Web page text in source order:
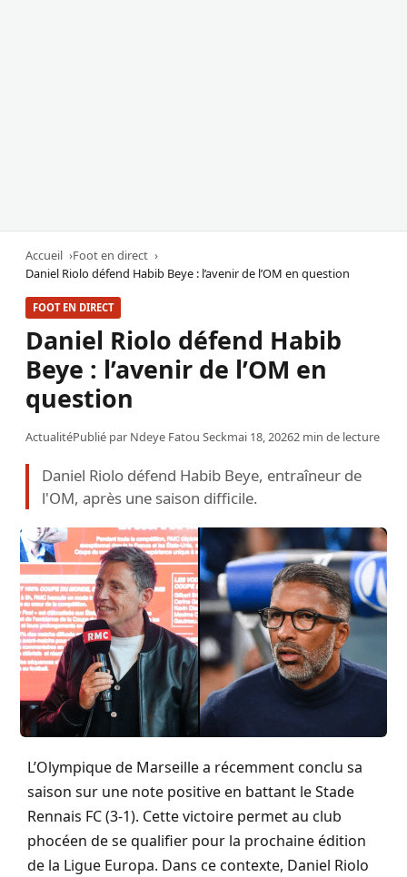
Accueil
Foot en direct
Daniel Riolo défend Habib Beye : l’avenir de l’OM en question
FOOT EN DIRECT
Daniel Riolo défend Habib
Beye : l’avenir de l’OM en
question
ActualitéPublié par Ndeye Fatou Seckmai 18, 20262 min de lecture
Daniel Riolo défend Habib Beye, entraîneur de
l'OM, après une saison difficile.
L’Olympique de Marseille a récemment conclu sa
saison sur une note positive en battant le Stade
Rennais FC (3-1). Cette victoire permet au club
phocéen de se qualifier pour la prochaine édition
de la Ligue Europa. Dans ce contexte, Daniel Riolo